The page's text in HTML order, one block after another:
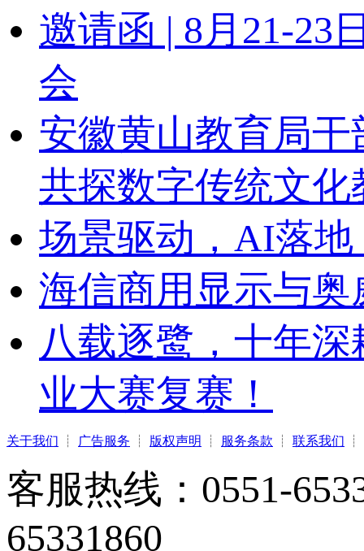
邀请函 | 8月21-23
会
安徽黄山教育局
共探数字传统文化
场景驱动，AI落
海信商用显示与
八载逐鹭，十年
业大赛复赛！
关于我们 ┊ 广告服务 ┊ 版权声明 ┊ 服务条款 ┊ 联系我们 ┊
客服热线：0551-
65331860